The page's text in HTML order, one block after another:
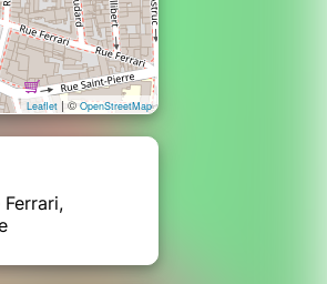
Leaflet | © OpenStreetMap
Ferrari,